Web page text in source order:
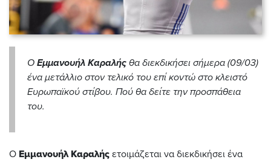
Ο Εμμανουήλ Καραλής θα διεκδικήσει σήμερα (09/03)
ένα μετάλλιο στον τελικό του επί κοντώ στο κλειστό
Ευρωπαϊκού στίβου. Πού θα δείτε την προσπάθεια
του.
Ο Εμμανουήλ Καραλής ετοιμάζεται να διεκδικήσει ένα